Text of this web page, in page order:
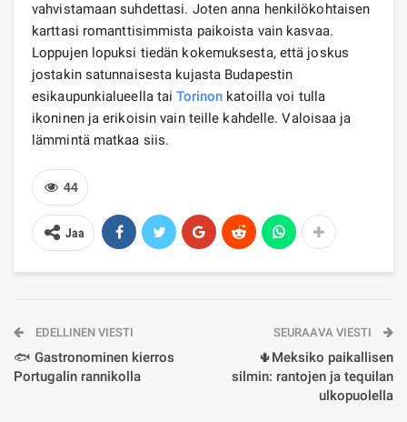
vahvistamaan suhdettasi. Joten anna henkilökohtaisen
karttasi romanttisimmista paikoista vain kasvaa.
Loppujen lopuksi tiedän kokemuksesta, että joskus
jostakin satunnaisesta kujasta Budapestin
esikaupunkialueella taiTorinon katoilla voi tulla
ikoninen ja erikoisin vain teille kahdelle. Valoisaa ja
lämmintä matkaa siis.
44
Jaa
EDELLINEN VIESTI
🐟 Gastronominen kierros
Portugalin rannikolla
SEURAAVA VIESTI
🌵Meksiko paikallisen
silmin: rantojen ja tequilan
ulkopuolella